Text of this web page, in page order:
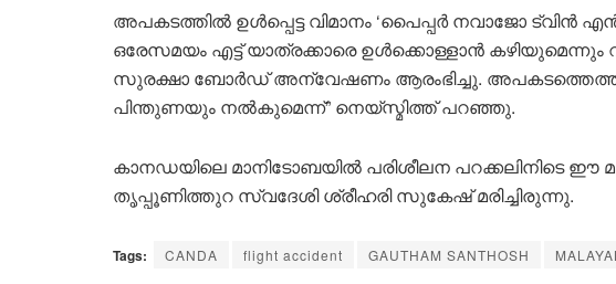
അപകടത്തിൽ ഉൾപ്പെട്ട വിമാനം ‘പൈപ്പർ നവാജോ ട്വിൻ
ഒരേസമയം എട്ട് യാത്രക്കാരെ ഉൾക്കൊള്ളാൻ കഴിയുമെന്നും
സുരക്ഷാ ബോർഡ് അന്വേഷണം ആരംഭിച്ചു.
പിന്തുണയും നൽകുമെന്ന്” നെയ്‌സ്മിത്ത് പറഞ്ഞു.
കാനഡയിലെ മാനിടോബയിൽ പരിശീലന പറക്കലിനിടെ
തൃപ്പൂണിത്തുറ സ്വദേശി ശ്രീഹരി സുകേഷ് മരിച്ചിരുന്നു.
Tags: CANDA flight accident GAUTHAM SANTHOSH